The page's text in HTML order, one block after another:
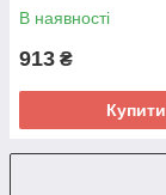
В наявності
913 ₴
Купити